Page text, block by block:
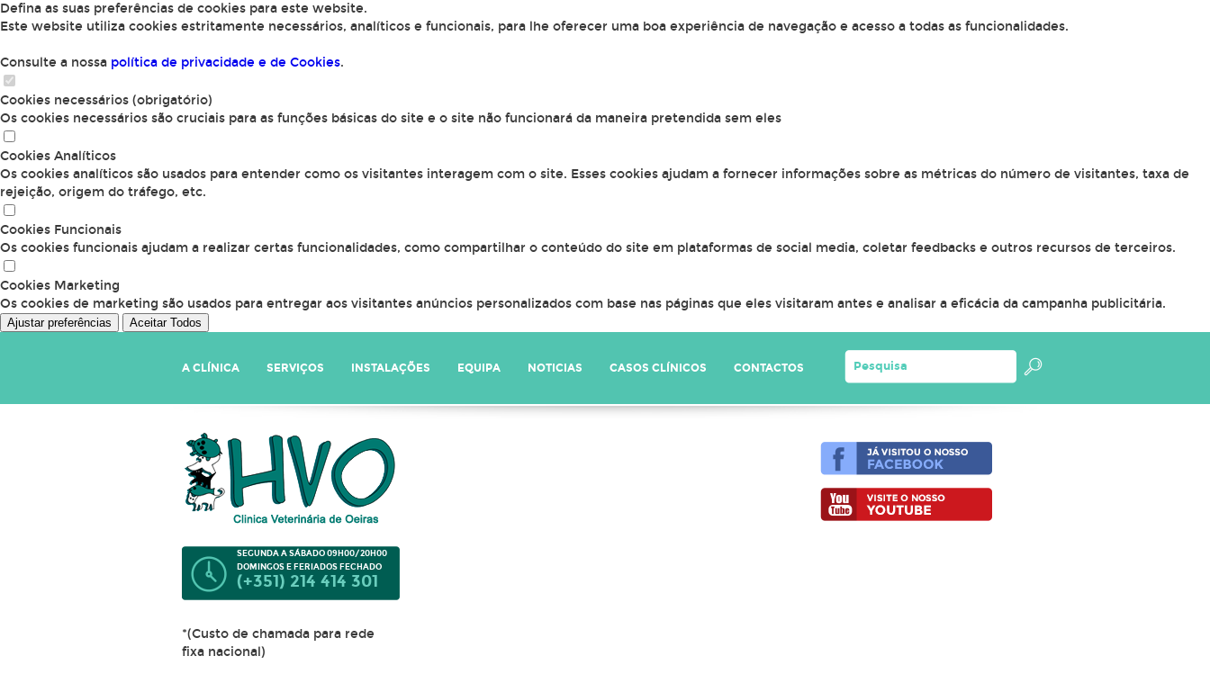
Defina as suas preferências de cookies para este website.
Este website utiliza cookies estritamente necessários, analíticos e funcionais, para lhe oferecer uma boa experiência de navegação e acesso a todas as funcionalidades.
Consulte a nossa política de privacidade e de Cookies.
Cookies necessários (obrigatório)
Os cookies necessários são cruciais para as funções básicas do site e o site não funcionará da maneira pretendida sem eles
Cookies Analíticos
Os cookies analíticos são usados para entender como os visitantes interagem com o site. Esses cookies ajudam a fornecer informações sobre as métricas do número de visitantes, taxa de
rejeição, origem do tráfego, etc.
Cookies Funcionais
Os cookies funcionais ajudam a realizar certas funcionalidades, como compartilhar o conteúdo do site em plataformas de social media, coletar feedbacks e outros recursos de terceiros.
Cookies Marketing
Os cookies de marketing são usados para entregar aos visitantes anúncios personalizados com base nas páginas que eles visitaram antes e analisar a eficácia da campanha publicitária.
Ajustar preferências Aceitar Todos
A CLÍNICA SERVIÇOS INSTALAÇÕES EQUIPA NOTICIAS CASOS CLÍNICOS CONTACTOS
SEGUNDA A SÁBADO 09H00/20H00
DOMINGOS E FERIADOS FECHADO
(+351) 214 414 301
*(Custo de chamada para rede
fixa nacional)